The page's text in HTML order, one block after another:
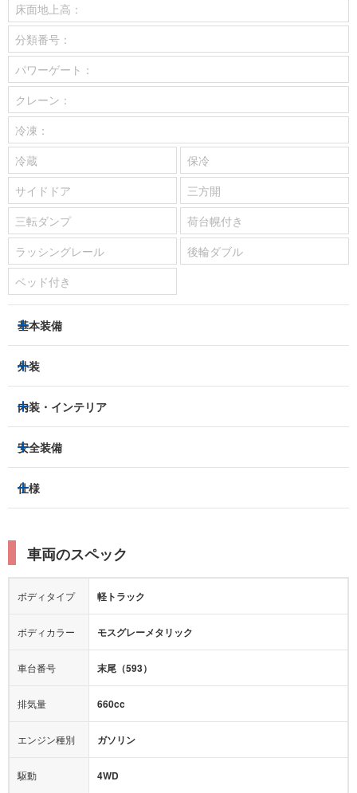
床面地上高：
分類番号：
パワーゲート：
クレーン：
冷凍：
冷蔵
保冷
サイドドア
三方開
三転ダンプ
荷台幌付き
ラッシングレール
後輪ダブル
ベッド付き
基本装備
パワーステアリング
エアコン：あり
キーレス
盗難防止装置
パーキングアシスト
クルーズコントロール
ターボチャージャー
外装
LEDヘッドライト
アルミホイール：-
サンルーフ/ガラスルーフ
ルーフレール
エアロパーツ
ローダウン
内装・インテリア
3列シート
ベンチシート
パワーシート
シートヒーター
カーナビ：-
ミュージックプレイヤー接続可
後席モニター
安全装備
トラクションコントロール
レーンキープアシスト
横滑り防止装置
衝突被害軽減プレーキ
カメラ：-
エアバッグ：
ダブルエアバッグ
衝撃緩和ヘッドレスト
サポカー
アクセル踏み間違い（誤発進）防止装置
アダプティブクルーズコントロール
仕様
車両のスペック
ボディタイプ 軽トラック
ボディカラー モスグレーメタリック
車台番号 末尾（593）
排気量 660cc
エンジン種別 ガソリン
駆動 4WD